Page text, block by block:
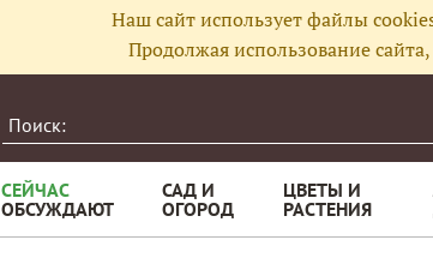
Наш сайт использует файлы
Продолжая использование сайта,
СЕЙЧАС
ОБСУЖДАЮТ
САД И
ОГОРОД
ЦВЕТЫ И
РАСТЕНИЯ